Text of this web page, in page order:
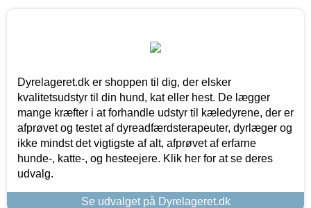
Dyrelageret.dk er shoppen til dig, der elsker
kvalitetsudstyr til din hund, kat eller hest. De lægger
mange kræfter i at forhandle udstyr til kæledyrene, der er
afprøvet og testet af dyreadfærdsterapeuter, dyrlæger og
ikke mindst det vigtigste af alt, afprøvet af erfarne
hunde-, katte-, og hesteejere. Klik her for at se deres
udvalg.
Se udvalget på Dyrelageret.dk